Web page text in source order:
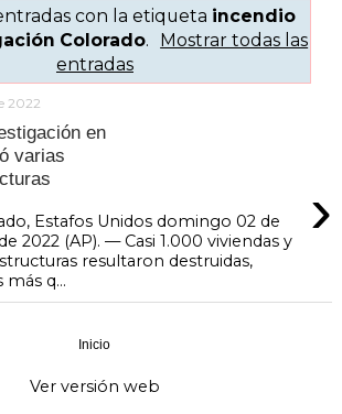
con la etiqueta incendio
Colorado.
Mostrar todas las
entradas
2022
en
varias
›
Estafos Unidos domingo 02 de
2022 (AP). — Casi 1.000 viviendas y
resultaron destruidas,
más q...
Inicio
Ver versión web